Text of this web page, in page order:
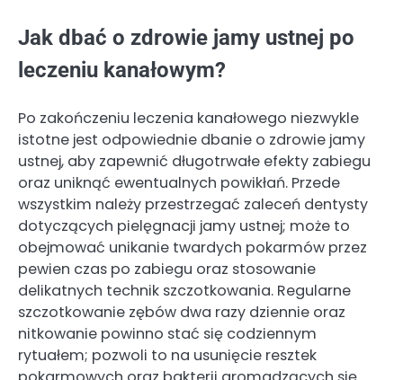
Jak dbać o zdrowie jamy ustnej po
leczeniu kanałowym?
Po zakończeniu leczenia kanałowego niezwykle
istotne jest odpowiednie dbanie o zdrowie jamy
ustnej, aby zapewnić długotrwałe efekty zabiegu
oraz uniknąć ewentualnych powikłań. Przede
wszystkim należy przestrzegać zaleceń dentysty
dotyczących pielęgnacji jamy ustnej; może to
obejmować unikanie twardych pokarmów przez
pewien czas po zabiegu oraz stosowanie
delikatnych technik szczotkowania. Regularne
szczotkowanie zębów dwa razy dziennie oraz
nitkowanie powinno stać się codziennym
rytuałem; pozwoli to na usunięcie resztek